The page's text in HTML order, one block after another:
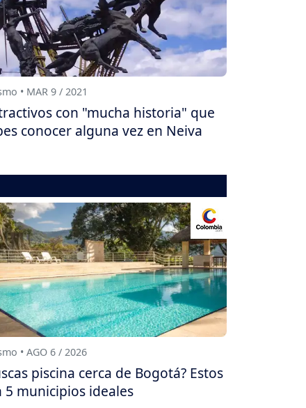
• MAR 9 / 2021
con "mucha historia" que
conocer alguna vez en Neiva
• AGO 6 / 2026
piscina cerca de Bogotá? Estos
5 municipios ideales